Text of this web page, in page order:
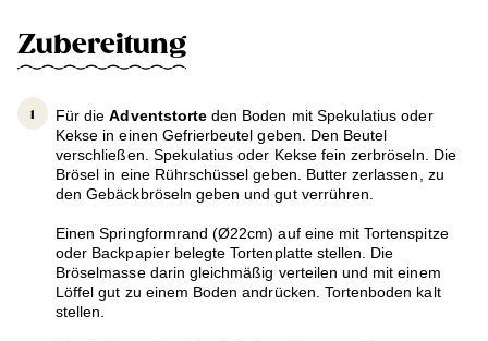
Zubereitung
Für dieAdventstorte den Boden mit Spekulatius oder
Kekse in einen Gefrierbeutel geben. Den Beutel
verschließen. Spekulatius oder Kekse fein zerbröseln. Die
Brösel in eine Rührschüssel geben. Butter zerlassen, zu
den Gebäckbröseln geben und gut verrühren.
Einen Springformrand (Ø22cm) auf eine mit Tortenspitze
oder Backpapier belegte Tortenplatte stellen. Die
Bröselmasse darin gleichmäßig verteilen und mit einem
Löffel gut zu einem Boden andrücken. Tortenboden kalt
stellen.